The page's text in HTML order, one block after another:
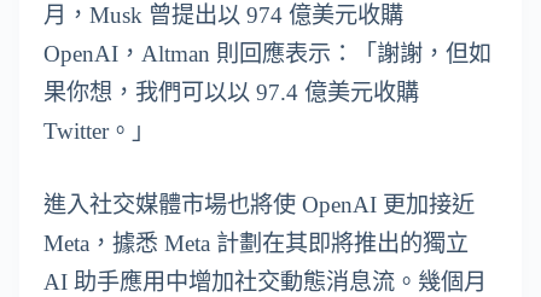
月，Musk 曾提出以 974 億美元收購
OpenAI，Altman 則回應表示：「謝謝，但如
果你想，我們可以以 97.4 億美元收購
Twitter。」
進入社交媒體市場也將使 OpenAI 更加接近
Meta，據悉 Meta 計劃在其即將推出的獨立
AI 助手應用中增加社交動態消息流。幾個月